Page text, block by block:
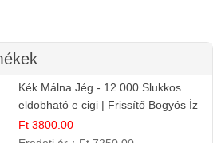
Kék Málna Jég - 12.000 Slukkos
eldobható e cigi | Frissítő Bogyós Íz
Ft 3800.00